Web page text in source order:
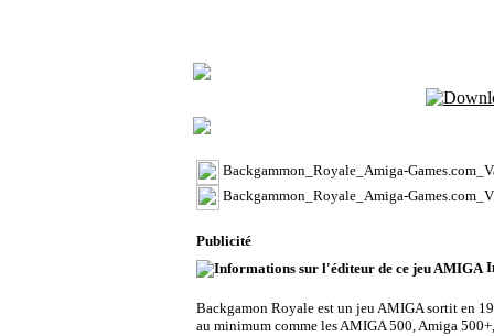
Backgammon_Royale_Amiga-
Backgammon_Royale_Amiga-
Publicité
Backgamon Royale est un jeu AMIGA sortit en
au minimum comme les AMIGA 500, Amiga